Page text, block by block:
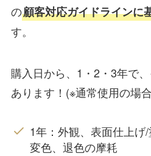
の顧客対応ガイドラインに
す。
購入日から、1・2・3年で
あります！(※通常使用の場
1年：外観、表面仕上
変色、退色の摩耗